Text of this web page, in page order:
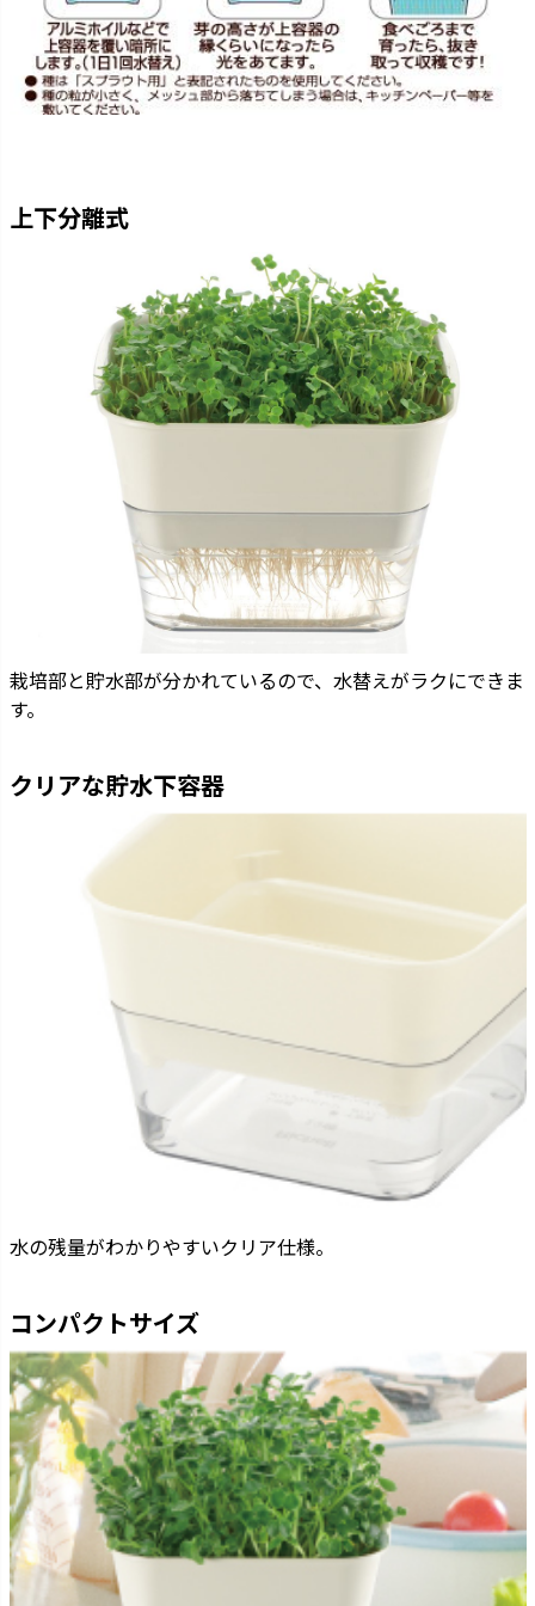
上下分離式
栽培部と貯水部が分かれているので、水替えがラクにできま
す。
クリアな貯水下容器
水の残量がわかりやすいクリア仕様。
コンパクトサイズ